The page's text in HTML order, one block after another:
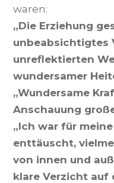
waren:
„Die Erziehung
unbeabsichtigtes
unreflektierten
wundersamer
„Wundersame
Anschauung
„Ich war für
enttäuscht,
von innen und
klare Verzicht auf